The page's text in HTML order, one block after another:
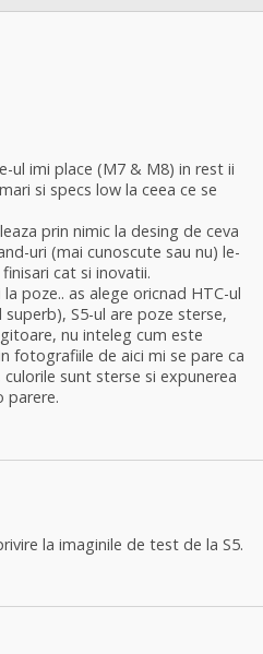
ul imi place (M7 & M8) in rest ii
si specs low la ceea ce se
prin nimic la desing de ceva
uri (mai cunoscute sau nu) le-
cat si inovatii.
poze.. as alege oricnad HTC-ul
S5-ul are poze sterse,
nu inteleg cum este
fotografiile de aici mi se pare ca
sunt sterse si expunerea
parere.
la imaginile de test de la S5.